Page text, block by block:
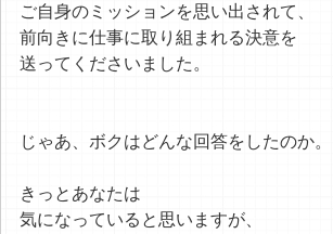
ご自身のミッションを思い出されて、
前向きに仕事に取り組まれる決意を
送ってくださいました。
じゃあ、ボクはどんな回答をしたのか。
きっとあなたは
気になっていると思いますが、